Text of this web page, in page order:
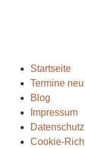
Startseite
Termine neu
Blog
Impressum
Datenschutz
Cookie-